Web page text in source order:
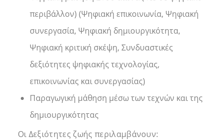
περιβάλλον) (Ψηφιακή επικοινωνία, Ψηφιακή
συνεργασία, Ψηφιακή δημιουργικότητα,
Ψηφιακή κριτική σκέψη, Συνδυαστικές
δεξιότητες ψηφιακής τεχνολογίας,
επικοινωνίας και συνεργασίας)
Παραγωγική μάθηση μέσω των τεχνών και της
δημιουργικότητας
Οι Δεξιότητες ζωής περιλαμβάνουν: